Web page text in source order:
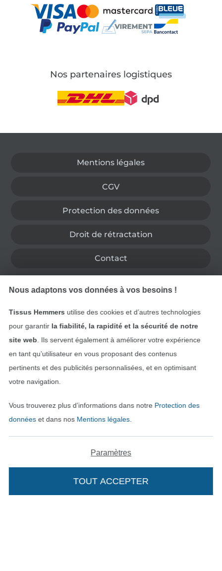
Ajouter à mon panier
Nos partenaires logistiques
Mentions légales
CGV
Protection des données
Droit de rétractation
Contact
Rétractation de commande
Trouvez plus d’idées
Nederlands
Passer à la boutique
Nous adaptons vos données à vos besoins !
Tissus Hemmers utilise des cookies et d’autres technologies
pour garantir la fiabilité, la rapidité et la sécurité de notre
site web . Ils servent également à améliorer votre expérience
en tant qu’utilisateur en vous proposant des contenus
pertinents et des publicités personnalisées, et en optimisant
votre navigation.
Vous trouverez plus d’informations dans notre Protection des
donnéeset dans nos Mentions légales.
Paramètres
TOUT ACCEPTER